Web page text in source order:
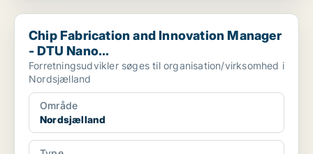
Chip Fabrication and Innovation Manager - DTU Nano...
Chip Fabrication and Innovation Manager
- DTU Nano...
Forretningsudvikler søges til organisation/virksomhed i
Nordsjælland
Område
Nordsjælland